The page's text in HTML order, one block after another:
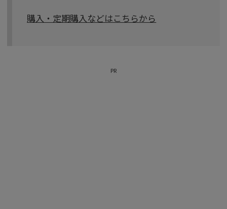
購入・定期購入などはこちらから
PR